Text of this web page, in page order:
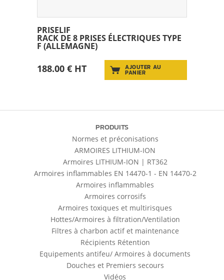
PRISELIF
RACK DE 8 PRISES ÉLECTRIQUES TYPE
F (ALLEMAGNE)
188.00 € HT AJOUTER AU
PANIER
PRODUITS
Normes et préconisations
ARMOIRES LITHIUM-ION
Armoires LITHIUM-ION | RT362
Armoires inflammables EN 14470-1 - EN 14470-2
Armoires inflammables
Armoires corrosifs
Armoires toxiques et multirisques
Hottes/Armoires à filtration/Ventilation
Filtres à charbon actif et maintenance
Récipients Rétention
Equipements antifeu/ Armoires à documents
Douches et Premiers secours
Vidéos